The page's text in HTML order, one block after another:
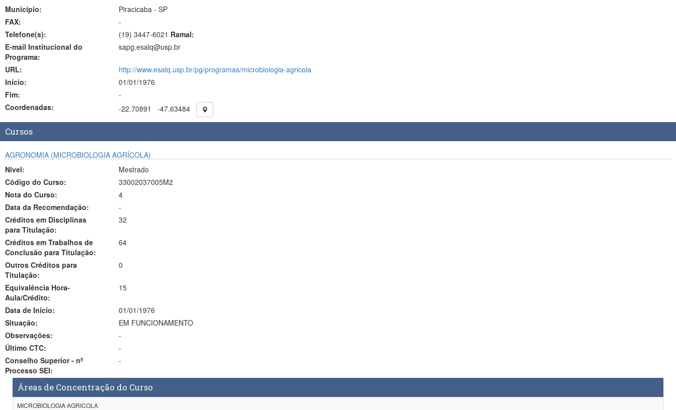
Município:
Piracicaba - SP
FAX:
-
Telefone(s):
(19) 3447-6021 Ramal:
E-mail Institucional do
Programa:
sapg.esalq@usp.br
URL:
http://www.esalq.usp.br/pg/programas/microbiologia-agricola
Início:
01/01/1976
Fim:
-
Coordenadas:
-22.70891 -47.63484
Cursos
AGRONOMIA (MICROBIOLOGIA AGRÍCOLA)
Nível:
Mestrado
Código do Curso:
33002037005M2
Nota do Curso:
4
Data da Recomendação:
-
Créditos em Disciplinas
para Titulação:
32
Créditos em Trabalhos de
Conclusão para Titulação:
64
Outros Créditos para
Titulação:
0
Equivalência Hora-
Aula/Crédito:
15
Data de Início:
01/01/1976
Situação:
EM FUNCIONAMENTO
Observações:
-
Último CTC:
-
Conselho Superior - nº
Processo SEI:
-
Áreas de Concentração do Curso
MICROBIOLOGIA AGRICOLA